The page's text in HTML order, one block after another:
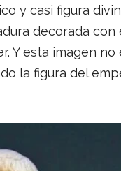
y casi figura
decorada con
Y esta imagen
la figura del